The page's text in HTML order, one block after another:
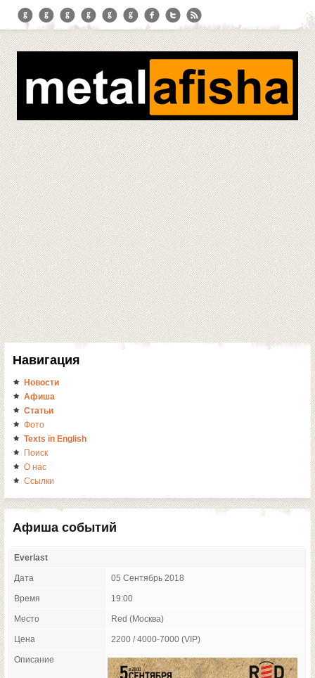
Навигация
Новости
Афиша
Статьи
Фото
Texts in English
Поиск
О нас
Ссылки
Афиша событий
Everlast
Дата 05 Сентябрь 2018
Время 19:00
Место Red (Москва)
Цена 2200 / 4000-7000 (VIP)
Описание